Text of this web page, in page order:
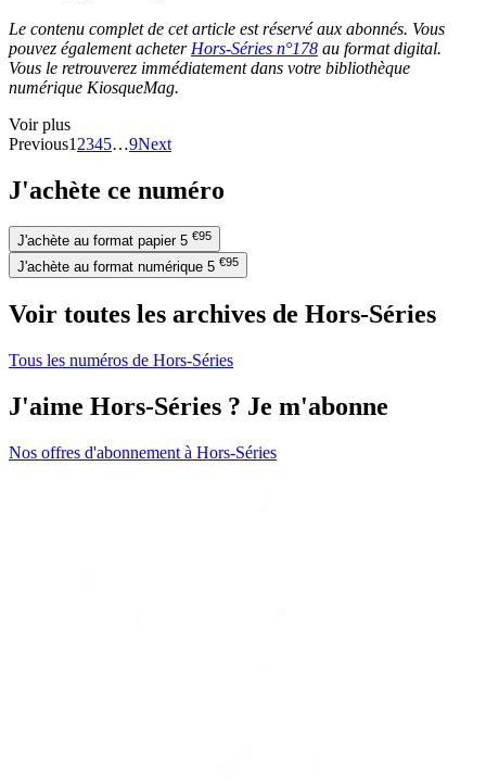
Le contenu complet de cet article est réservé aux abonnés. Vous
pouvez également acheter Hors-Séries n°178 au format digital.
Vous le retrouverez immédiatement dans votre bibliothèque
numérique KiosqueMag.
Voir plus
Previous1 2345…9Next
J'achète ce numéro
J'achète au format papier 5 €95
J'achète au format numérique 5 €95
Voir toutes les archives de Hors-Séries
Tous les numéros de Hors-Séries
J'aime Hors-Séries ? Je m'abonne
Nos offres d'abonnement à Hors-Séries